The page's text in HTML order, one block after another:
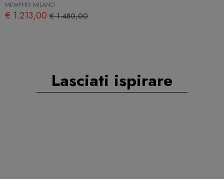
MEMPHIS MILANO
€ 1.213,00 € 1.480,00
Lasciati ispirare